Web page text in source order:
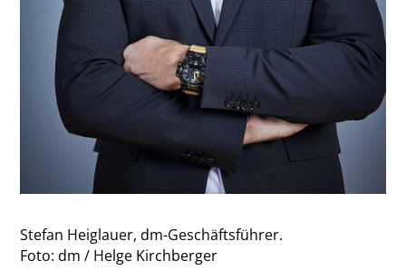
Stefan Heiglauer, dm-Geschäftsführer.
Foto: dm / Helge Kirchberger